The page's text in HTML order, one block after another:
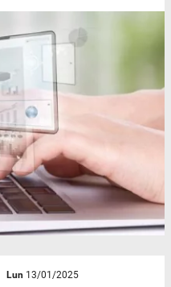
Lun 13/01/2025